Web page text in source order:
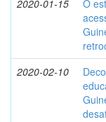
2020-01-15
O
2020-02-10